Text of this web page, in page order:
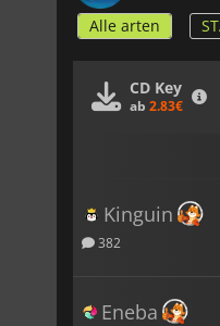
Alle arten
CD Key
ab 2.83€
Kinguin
382
Eneba